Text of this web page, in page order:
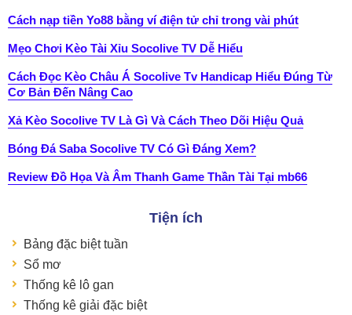
Cách nạp tiền Yo88 bằng ví điện tử chỉ trong vài phút
Mẹo Chơi Kèo Tài Xỉu Socolive TV Dễ Hiểu
Cách Đọc Kèo Châu Á Socolive Tv Handicap Hiểu Đúng Từ
Cơ Bản Đến Nâng Cao
Xả Kèo Socolive TV Là Gì Và Cách Theo Dõi Hiệu Quả
Bóng Đá Saba Socolive TV Có Gì Đáng Xem?
Review Đồ Họa Và Âm Thanh Game Thần Tài Tại mb66
Tiện ích
Bảng đặc biệt tuần
Sổ mơ
Thống kê lô gan
Thống kê giải đặc biệt